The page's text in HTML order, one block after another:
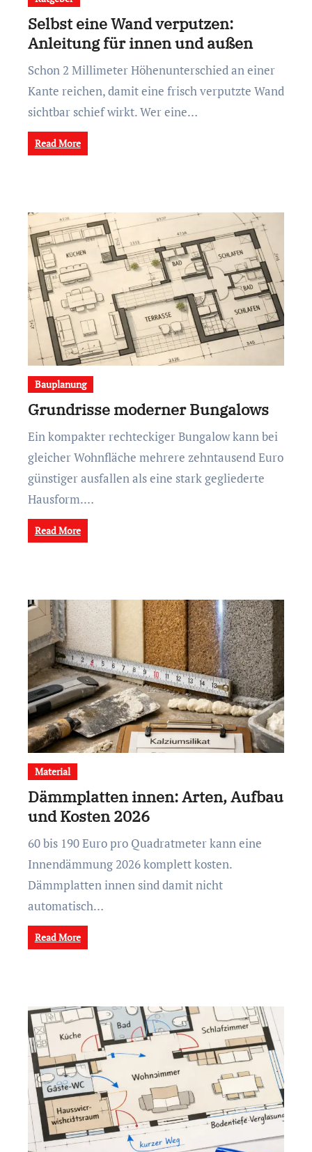
Selbst eine Wand verputzen:
Anleitung für innen und außen
Schon 2 Millimeter Höhenunterschied an einer
Kante reichen, damit eine frisch verputzte Wand
sichtbar schief wirkt. Wer eine…
Read More
Bauplanung
Grundrisse moderner Bungalows
Ein kompakter rechteckiger Bungalow kann bei
gleicher Wohnfläche mehrere zehntausend Euro
günstiger ausfallen als eine stark gegliederte
Hausform.…
Read More
Material
Dämmplatten innen: Arten, Aufbau
und Kosten 2026
60 bis 190 Euro pro Quadratmeter kann eine
Innendämmung 2026 komplett kosten.
Dämmplatten innen sind damit nicht
automatisch…
Read More